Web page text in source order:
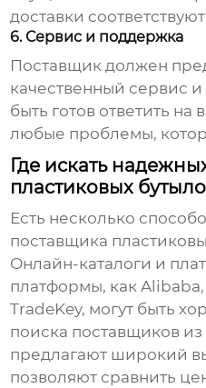
доставки
6. Сервис и поддержка
Поставщик должен
качественный сервис
быть готов ответить
любые проблемы,
Где искать
пластиковых
Есть несколько
поставщика
Онлайн-каталоги и
платформы, как Alibaba,
TradeKey, могут быть
поиска поставщиков
предлагают широкий
позволяют сравнить